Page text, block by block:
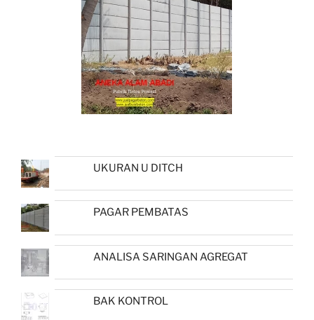
UKURAN U DITCH
PAGAR PEMBATAS
ANALISA SARINGAN AGREGAT
BAK KONTROL